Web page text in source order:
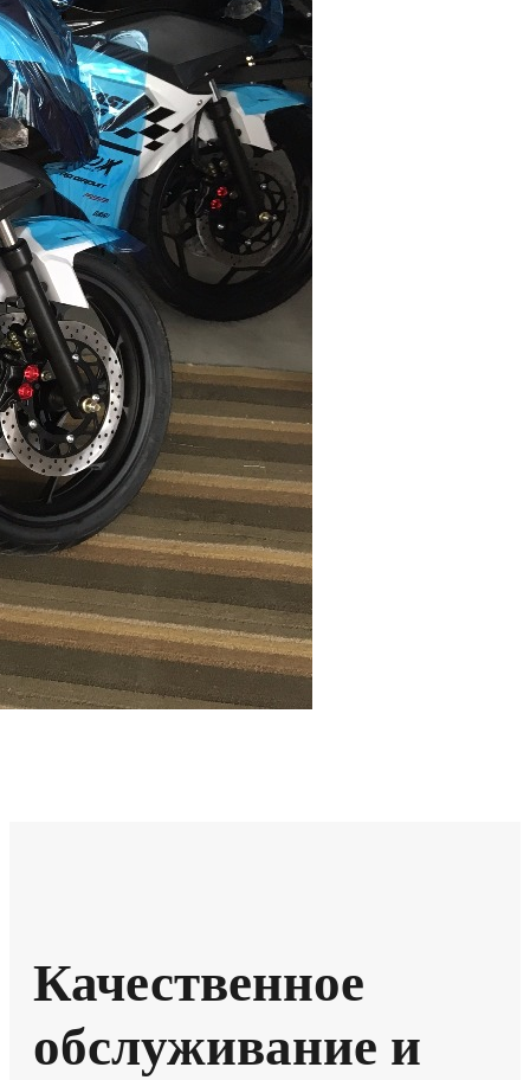
Качественное
обслуживание и